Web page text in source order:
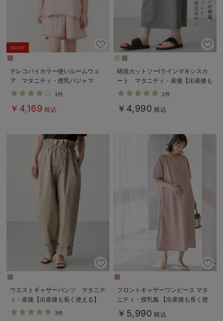
5%OFF
テレコバイカラー使いルームウェ
ア マタニティ・授乳パジャマ
【出産後も長く使える】
1件
￥4,169 税込
綿混カットソーIラインマキシスカ
ート マタニティ・産後【出産後も
長く着られる】
1件
￥4,990 税込
ウエストギャザーパンツ マタニテ
ィ・産後【出産後も長く使える】
3件
フロントギャザーワンピース マタ
ニティ・授乳服 【出産後も長く使
える】
￥5,990 税込